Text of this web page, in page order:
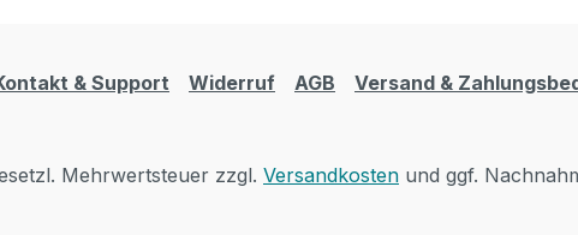
& Support Widerruf AGB Versand &
Mehrwertsteuer zzgl. Versandkosten und ggf.